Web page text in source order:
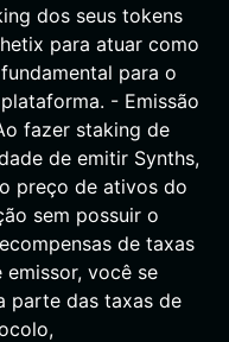
dos seus tokens
para atuar como
para o
- Emissão
fazer staking de
de emitir Synths,
preço de ativos do
sem possuir o
de taxas
você se
parte das taxas de